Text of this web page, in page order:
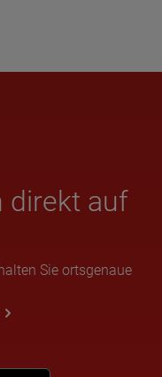
direkt auf
Sie ortsgenaue